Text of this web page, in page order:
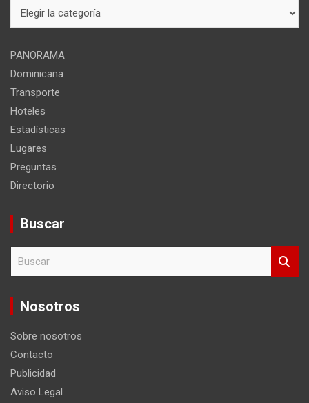
del
PANORAMA
Dominicana
Transporte
Hoteles
Estadísticas
Lugares
Preguntas
Directorio
Buscar
c
Nosotros
Sobre nosotros
Contacto
Publicidad
Aviso Legal